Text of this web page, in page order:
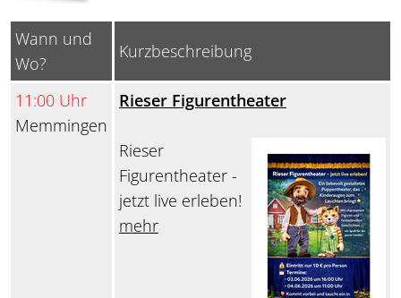
Wann und
Wo?
Kurzbeschreibung
11:00 Uhr
Memmingen
Rieser Figurentheater
Rieser
Figurentheater -
jetzt live erleben!
mehr